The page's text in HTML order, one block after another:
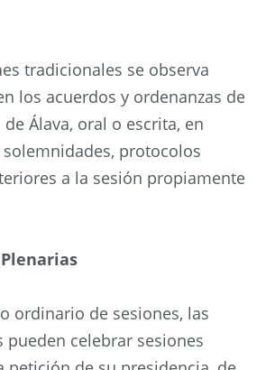
tradicionales se observa
los acuerdos y ordenanzas de
Álava, oral o escrita, en
protocolos
a la sesión propiamente
ordinario de sesiones, las
pueden celebrar sesiones